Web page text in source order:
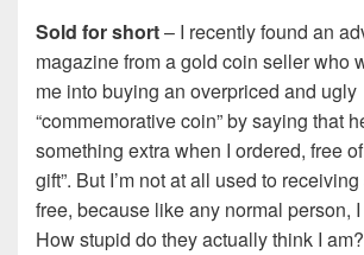
Sold for short– I recently found an
magazine from a gold coin seller who
me into buying an overpriced and ugly
“commemorative coin” by saying that
something extra when I ordered, free
gift”. But I’m not at all used to
free, because like any normal person,
How stupid do they actually think I am?